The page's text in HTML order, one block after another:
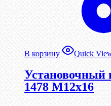
В корзину Quick
1478 М12х16